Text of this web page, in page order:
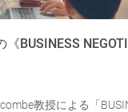
BUSINESS
教授による「